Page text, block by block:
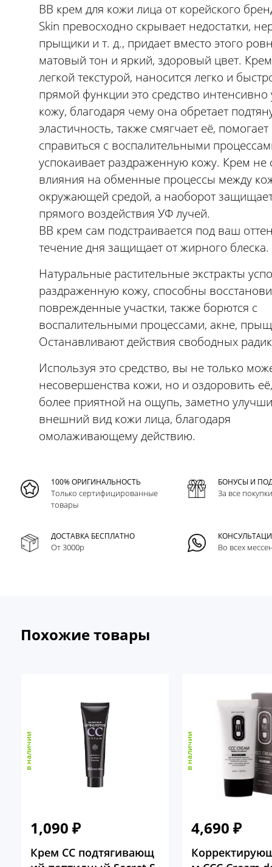
BB крем для кожи лица от корейского
Skin превосходно скрывает недостатки,
прыщики и т. д., придает вместо этого
матовый тон и яркий, здоровый цвет.
легкой текстурой, наносится легко и
прямой функции это средство интенсивно
кожу, благодаря чему она обретает
эластичность, также смягчает её, помогает
справиться с воспалительными
успокаивает раздраженную кожу. Крем не
влияния на обменные процессы между
окружающей средой, а наоборот
прямого воздействия УФ лучей.
BB крем сам подстраивается под ваш
течение дня защищает от жирного блеска.
Натуральные растительные экстракты
раздраженную кожу, способны
поврежденные участки, также борются с
воспалительными процессами, акне,
Останавливают действия свободных
Используя это средство, вы не только
несовершенства кожи, но и оздоровить
более приятной на ощупь, заметно
внешний вид кожи лица, благодаря
омолаживающему действию.
100% ОРИГИНАЛЬНОСТЬ
Только сертифицированные
товары
БОНУСЫ И
За все
ДОСТАВКА БЕСПЛАТНО
От 3000р Во всех
Похожие товары
1,090 ₽
в наличии
Крем CC подтягивающ
4,690₽
в наличии